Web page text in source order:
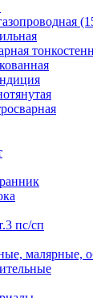
пс/сп
малярные,